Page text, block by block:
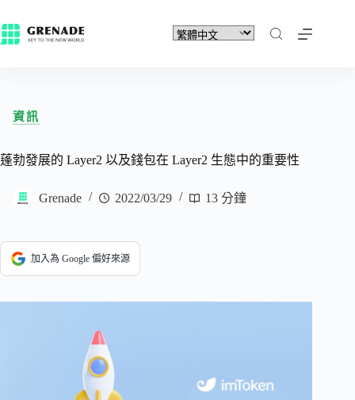
資訊
蓬勃發展的 Layer2 以及錢包在 Layer2 生態中的重要性
Grenade 2022/03/29 13 分鐘
加入為 Google 偏好來源